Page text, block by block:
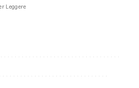
Leggere